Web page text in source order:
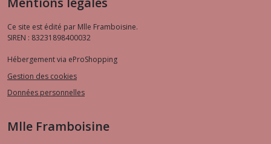
Ce site est édité par Mlle Framboisine.
SIREN : 83231898400032
Hébergement via eProShopping
Gestion des cookies
Données personnelles
Mlle Framboisine